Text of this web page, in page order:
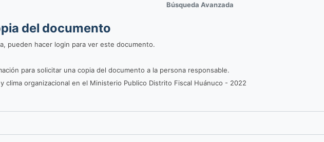
Búsqueda Avanzada
del documento
pueden hacer login para ver este documento.
para solicitar una copia del documento a la persona responsable.
clima organizacional en el Ministerio Publico Distrito Fiscal Huánuco - 2022